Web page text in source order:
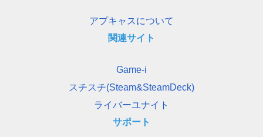
アプキャスについて
関連サイト
Game-i
スチスチ(Steam&SteamDeck)
ライバーユナイト
サポート